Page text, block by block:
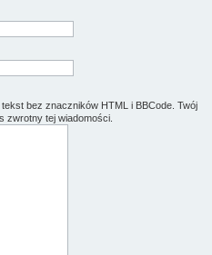
bez znaczników HTML i BBCode. Twój
zwrotny tej wiadomości.